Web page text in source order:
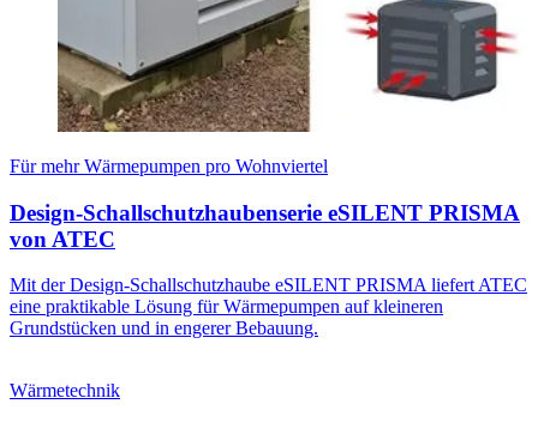
Für mehr Wärmepumpen pro Wohnviertel
Design-Schallschutzhaubenserie eSILENT PRISMA
von ATEC
Mit der Design-Schallschutzhaube eSILENT PRISMA liefert ATEC
eine praktikable Lösung für Wärmepumpen auf kleineren
Grundstücken und in engerer Bebauung.
Wärmetechnik